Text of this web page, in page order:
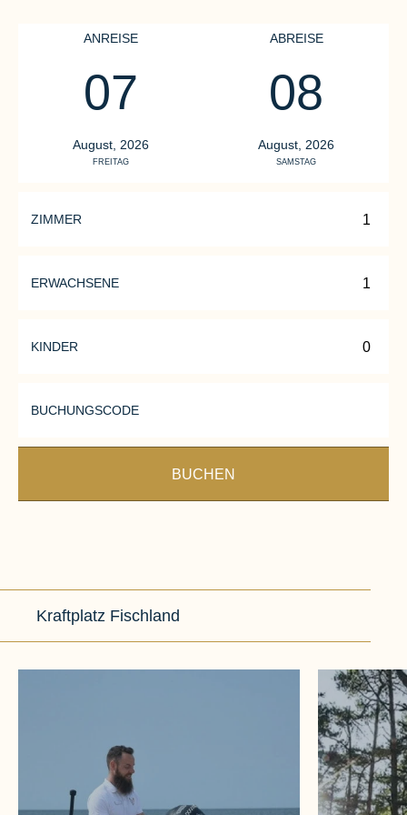
ANREISE
07
August, 2026
FREITAG
ABREISE
08
August, 2026
SAMSTAG
ZIMMER
ERWACHSENE
KINDER
BUCHUNGSCODE
BUCHEN
Kraftplatz Fischland